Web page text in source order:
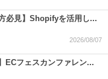
必見】Shopifyを活用し...
2026/08/07
ECフェスカンファレン...